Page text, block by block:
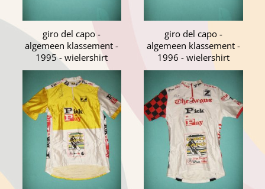
giro del capo -
algemeen klassement -
1995 - wielershirt
giro del capo -
algemeen klassement -
1996 - wielershirt